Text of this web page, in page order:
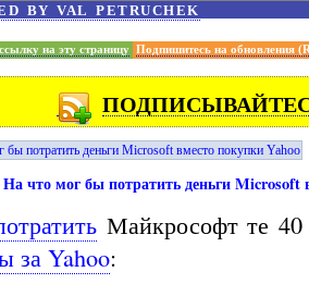
by val petruchek
на эту страницу Подпишитесь на обновления
бы потратить деньги Microsoft вместо покупки Yahoo
На что мог бы потратить деньги Microsoft
Майкрософт те 40
за Yahoo: